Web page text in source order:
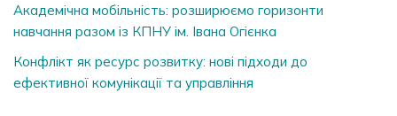
Академічна мобільність: розширюємо горизонти
навчання разом із КПНУ ім. Івана Огієнка
Конфлікт як ресурс розвитку: нові підходи до
ефективної комунікації та управління